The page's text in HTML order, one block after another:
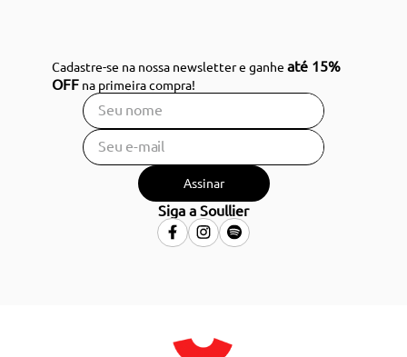
Cadastre-se na nossa newsletter e ganheaté 15%
OFF na primeira compra!
Assinar
Siga a Soullier